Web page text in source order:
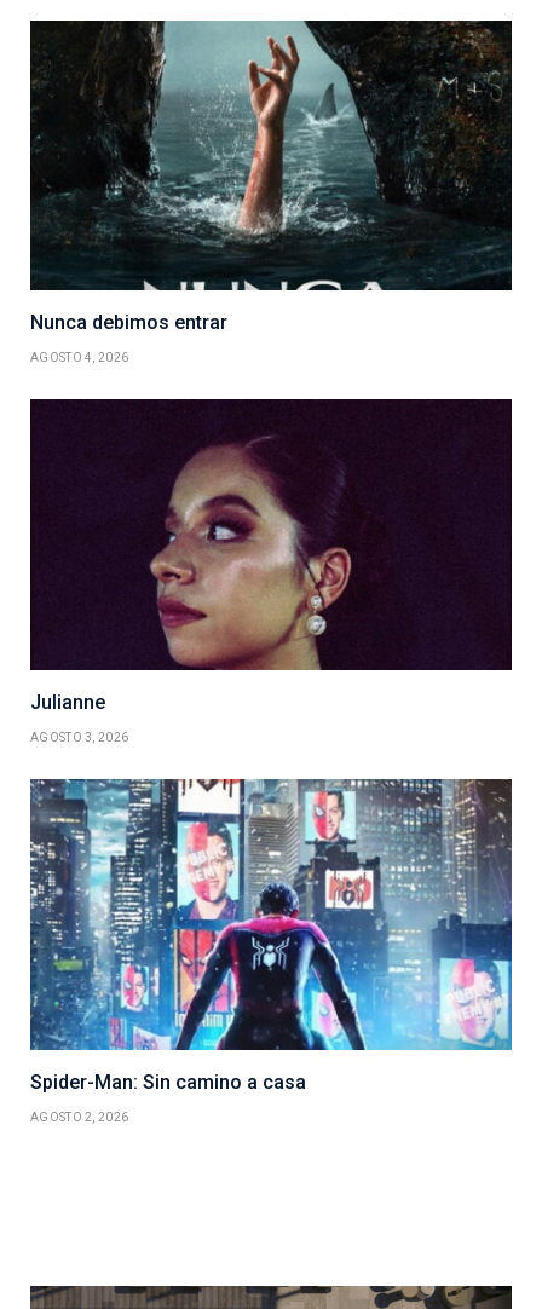
Nunca debimos entrar
AGOSTO 4, 2026
Julianne
AGOSTO 3, 2026
Spider-Man: Sin camino a casa
AGOSTO 2, 2026